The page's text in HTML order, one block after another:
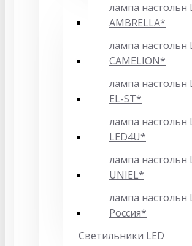
лампа настольн
AMBRELLA*
лампа настольн
CAMELION*
лампа настольн
EL-ST*
лампа настольн
LED4U*
лампа настольн
UNIEL*
лампа настольн
Россия*
Светильники LED